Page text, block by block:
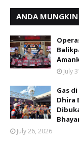
ANDA
July
Gas
Dhira
July 26, 2026